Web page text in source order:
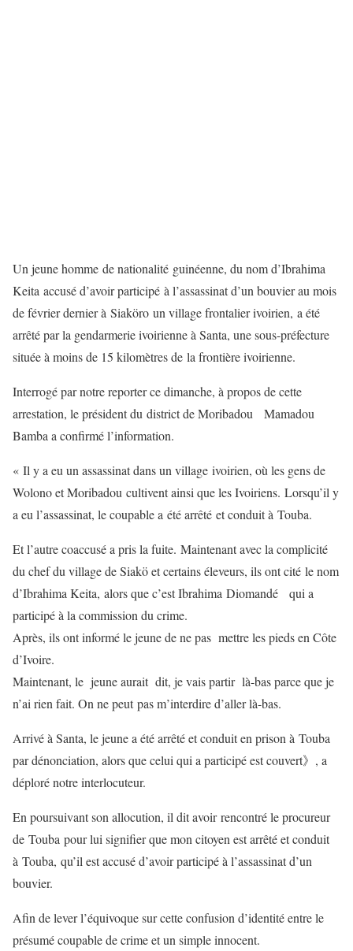
Un jeune homme de nationalité guinéenne, du nom d’Ibrahima
Keita accusé d’avoir participé à l’assassinat d’un bouvier au mois
de février dernier à Siaköro un village frontalier ivoirien, a été
arrêté par la gendarmerie ivoirienne à Santa, une sous-préfecture
située à moins de 15 kilomètres de la frontière ivoirienne.
Interrogé par notre reporter ce dimanche, à propos de cette
arrestation, le président du district de Moribadou Mamadou
Bamba a confirmé l’information.
« Il y a eu un assassinat dans un village ivoirien, où les gens de
Wolono et Moribadou cultivent ainsi que les Ivoiriens. Lorsqu’il y
a eu l’assassinat, le coupable a été arrêté et conduit à Touba.
Et l’autre coaccusé a pris la fuite. Maintenant avec la complicité
du chef du village de Siakö et certains éleveurs, ils ont cité le nom
d’Ibrahima Keita, alors que c’est Ibrahima Diomandé qui a
participé à la commission du crime.
Après, ils ont informé le jeune de ne pas mettre les pieds en Côte
d’Ivoire.
Maintenant, le jeune aurait dit, je vais partir là-bas parce que je
n’ai rien fait. On ne peut pas m’interdire d’aller là-bas.
Arrivé à Santa, le jeune a été arrêté et conduit en prison à Touba
par dénonciation, alors que celui qui a participé est couvert》, a
déploré notre interlocuteur.
En poursuivant son allocution, il dit avoir rencontré le procureur
de Touba pour lui signifier que mon citoyen est arrêté et conduit
à Touba, qu’il est accusé d’avoir participé à l’assassinat d’un
bouvier.
Afin de lever l’équivoque sur cette confusion d’identité entre le
présumé coupable de crime et un simple innocent.